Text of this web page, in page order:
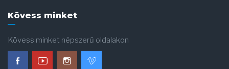
Kövess minket
Kövess minket népszerű oldalakon